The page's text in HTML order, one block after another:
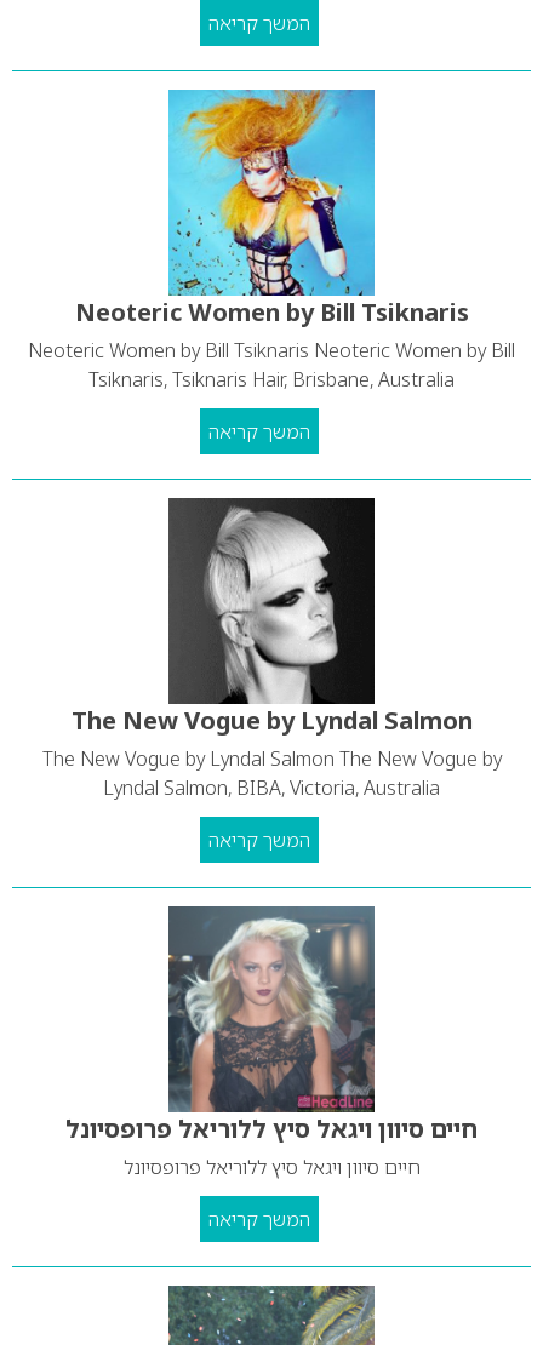
המשך קריאה
Neoteric Women by Bill Tsiknaris
Neoteric Women by Bill Tsiknaris Neoteric Women by Bill
Tsiknaris, Tsiknaris Hair, Brisbane, Australia
המשך קריאה
The New Vogue by Lyndal Salmon
The New Vogue by Lyndal Salmon The New Vogue by
Lyndal Salmon, BIBA, Victoria, Australia
המשך קריאה
חיים סיוון ויגאל סיץ ללוריאל פרופסיונל
חיים סיוון ויגאל סיץ ללוריאל פרופסיונל
המשך קריאה